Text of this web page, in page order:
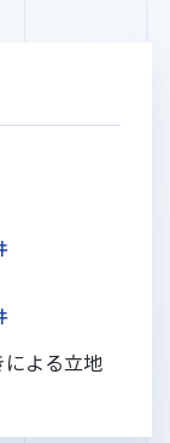
による立地